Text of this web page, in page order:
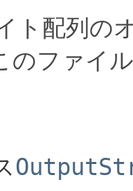
ト配列の
のファイ